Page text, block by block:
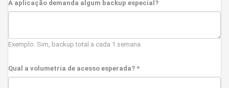
A aplicação demanda algum backup especial?
Exemplo: Sim, backup total a cada 1 semana.
Qual a volumetria de acesso esperada? *